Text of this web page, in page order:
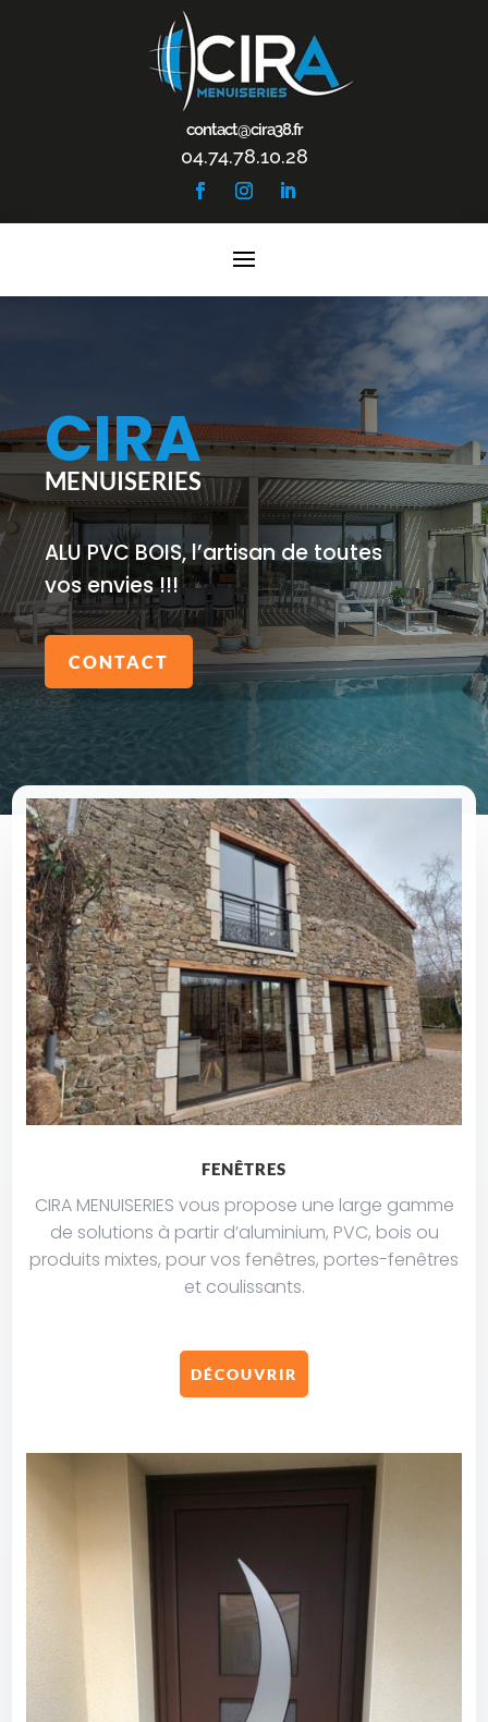
contact@cira38.fr
04.74.78.10.28
CIRA
MENUISERIES
ALU PVC BOIS, l’artisan de toutes
vos envies !!!
CONTACT
FENÊTRES
CIRA MENUISERIES vous propose une large gamme
de solutions à partir d’aluminium, PVC, bois ou
produits mixtes, pour vos fenêtres, portes-fenêtres
et coulissants.
DÉCOUVRIR